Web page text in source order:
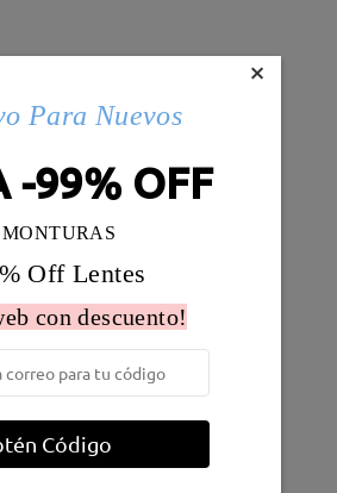
mm Peso:
×
Para Nuevos
-99% OFF
Off Lentes
con descuento!
Código